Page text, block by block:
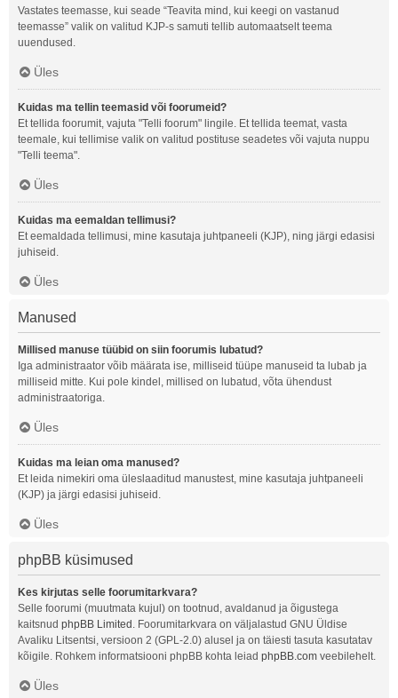
Vastates teemasse, kui seade “Teavita mind, kui keegi on vastanud
teemasse” valik on valitud KJP-s samuti tellib automaatselt teema
uuendused.
Üles
Kuidas ma tellin teemasid või foorumeid?
Et tellida foorumit, vajuta "Telli foorum" lingile. Et tellida teemat, vasta
teemale, kui tellimise valik on valitud postituse seadetes või vajuta nuppu
"Telli teema".
Üles
Kuidas ma eemaldan tellimusi?
Et eemaldada tellimusi, mine kasutaja juhtpaneeli (KJP), ning järgi edasisi
juhiseid.
Üles
Manused
Millised manuse tüübid on siin foorumis lubatud?
Iga administraator võib määrata ise, milliseid tüüpe manuseid ta lubab ja
milliseid mitte. Kui pole kindel, millised on lubatud, võta ühendust
administraatoriga.
Üles
Kuidas ma leian oma manused?
Et leida nimekiri oma üleslaaditud manustest, mine kasutaja juhtpaneeli
(KJP) ja järgi edasisi juhiseid.
Üles
phpBB küsimused
Kes kirjutas selle foorumitarkvara?
Selle foorumi (muutmata kujul) on tootnud, avaldanud ja õigustega
kaitsnud phpBB Limited . Foorumitarkvara on väljalastud GNU Üldise
Avaliku Litsentsi, versioon 2 (GPL-2.0) alusel ja on täiesti tasuta kasutatav
kõigile. Rohkem informatsiooni phpBB kohta leiad phpBB.com veebilehelt.
Üles